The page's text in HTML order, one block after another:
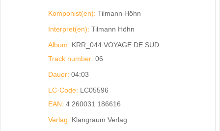
Komponist(en): Tilmann Höhn
Interpret(en): Tilmann Höhn
Album: KRR_044 VOYAGE DE SUD
Track number: 06
Dauer: 04:03
LC-Code: LC05596
EAN: 4 260031 186616
Verlag: Klangraum Verlag